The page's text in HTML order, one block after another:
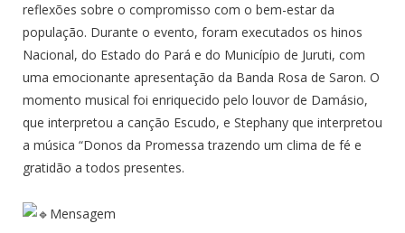
reflexões sobre o compromisso com o bem-estar da
população. Durante o evento, foram executados os hinos
Nacional, do Estado do Pará e do Município de Juruti, com
uma emocionante apresentação da Banda Rosa de Saron. O
momento musical foi enriquecido pelo louvor de Damásio,
que interpretou a canção Escudo, e Stephany que interpretou
a música “Donos da Promessa trazendo um clima de fé e
gratidão a todos presentes.
Mensagem